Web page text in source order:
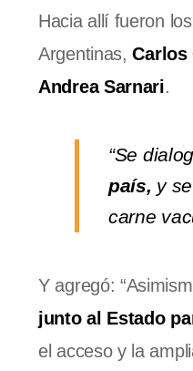
Hacia allí fueron
Argentinas,Carlos
Andrea Sarnari.
“Se
país, y
carne
Y agregó:
junto al Estado
el acceso y la